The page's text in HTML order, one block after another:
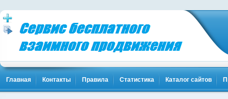
Главная Контакты Правила Статистика Каталог сайтов